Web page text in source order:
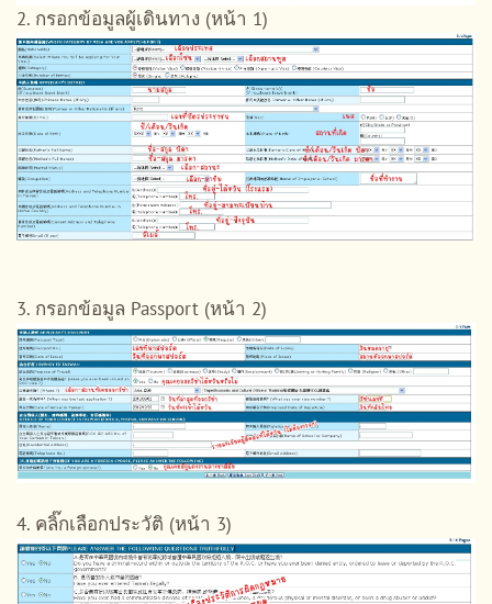
2. กรอกข้อมูลผู้เดินทาง (หน้า 1)
3. กรอกข้อมูล Passport (หน้า 2)
4. คลิ๊กเลือกประวัติ (หน้า 3)